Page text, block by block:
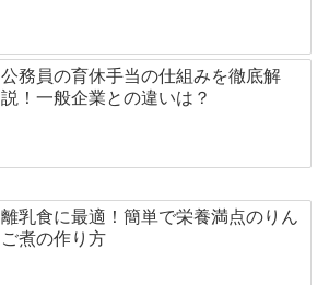
公務員の育休手当の仕組みを徹底解
説！一般企業との違いは？
離乳食に最適！簡単で栄養満点のりん
ご煮の作り方